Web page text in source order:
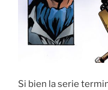
Si bien la serie